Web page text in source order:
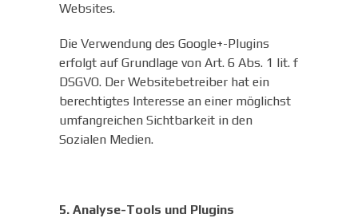
Websites.
Die Verwendung des Google+-Plugins
erfolgt auf Grundlage von Art. 6 Abs. 1 lit. f
DSGVO. Der Websitebetreiber hat ein
berechtigtes Interesse an einer möglichst
umfangreichen Sichtbarkeit in den
Sozialen Medien.
5. Analyse-Tools und Plugins